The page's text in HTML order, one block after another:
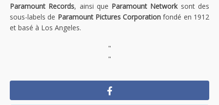
Paramount Records, ainsi que Paramount Networksont des
sous-labels de Paramount Pictures Corporation fondé en 1912
et basé à Los Angeles.
"
"